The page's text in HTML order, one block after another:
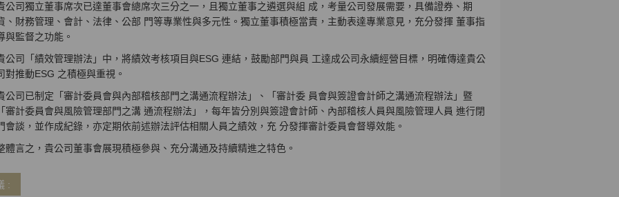
公司獨立董事席次已達董事會總席次三分之一，且獨立董事之遴選與組 成，考量公司發展需要，具備證券、期
、財務管理、會計、法律、公部 門等專業性與多元性。獨立董事積極當責，主動表達專業意見，充分發揮 董事指
與監督之功能。
公司「績效管理辦法」中，將績效考核項目與ESG 連結，鼓勵部門與員 工達成公司永續經營目標，明確傳達貴公
對推動ESG 之積極與重視。
公司已制定「審計委員會與內部稽核部門之溝通流程辦法」、「審計委 員會與簽證會計師之溝通流程辦法」暨
審計委員會與風險管理部門之溝 通流程辦法」，每年皆分別與簽證會計師、內部稽核人員與風險管理人員 進行閉
會談，並作成紀錄，亦定期依前述辦法評估相關人員之績效，充 分發揮審計委員會督導效能。
體言之，貴公司董事會展現積極參與、充分溝通及持續精進之特色。
: